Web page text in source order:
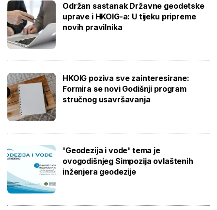
Održan sastanak Državne geodetske
uprave i HKOIG-a: U tijeku pripreme
novih pravilnika
HKOIG poziva sve zainteresirane:
Formira se novi Godišnji program
stručnog usavršavanja
'Geodezija i vode' tema je
ovogodišnjeg Simpozija ovlaštenih
inženjera geodezije